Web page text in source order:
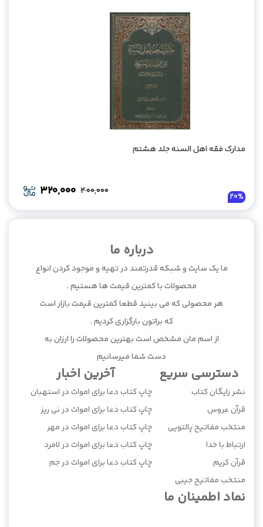
20%
مدارک فقه اهل السنه جلد هشتم
400,000
Original
price
was:
320,000
Current
price
is:
درباره ما
ما یک سایت و شبکه قدرتمند در تهیه و موجود کردن انواع
محصولات با کمترین قیمت ها هستیم .
هر محصولی که می بینید قطعا کمترین قیمت بازار است
که براتون بارگزاری کردیم .
از اسم مان مشخص است بهترین محصولات را ارزان به
دست شما میرسانیم
دسترسی سریع
نشر رایگان کتاب
قرآن عروس
منتخب مفاتیح پالتویی
ارتباط با خدا
قرآن کریم
منتخب مفاتیح جیبی
آخرین اخبار
چاپ کتاب دعا برای اموات در استهبان
چاپ کتاب دعا برای اموات در نی ریز
چاپ کتاب دعا برای اموات در مهر
چاپ کتاب دعا برای اموات در لامرد
چاپ کتاب دعا برای اموات در جم
نماد اطمینان ما